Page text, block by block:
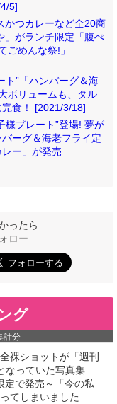
5]
かつカレーなど全20商
」がランチ限定「腹ぺ
ごめんな祭!」
ト”「ハンバーグ＆海
ボリュームも、タル
食！ [2021/3/18]
様プレート”登場! 夢が
ーグ＆海老フライ定
ー」が発売
ったら
ロー
グ
計分
裸ショットが「週刊
なっていた写真集
定で発売～「今の私
てしまいました